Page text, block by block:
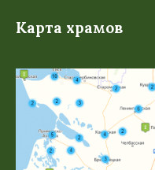
Карта храмов